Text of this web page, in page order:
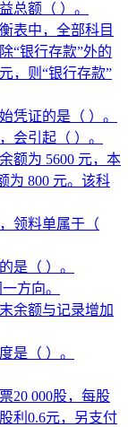
总额（ ）。
表中，全部科目
“银行存款”外的
，则“银行存款”
凭证的是（ ）。
会引起（ ）。
额为 5600 元，本
为 800 元。该科
领料单属于（
是（ ）。
方向。
余额与记录增加
是（ ）。
20 000股，每股
利0.6元，另支付